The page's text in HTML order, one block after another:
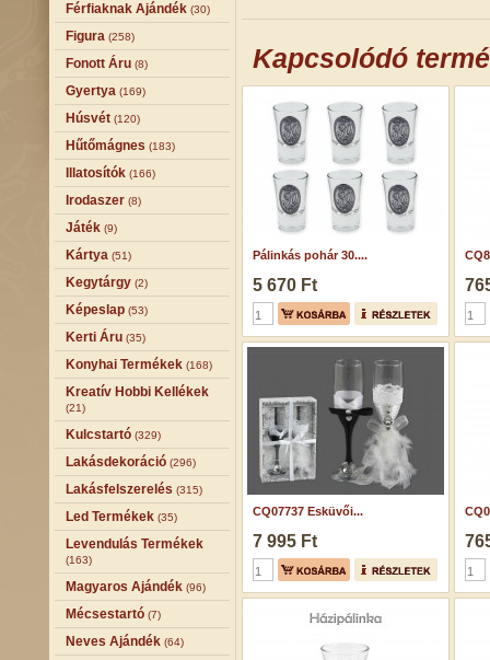
Férfiaknak Ajándék (30)
Figura (258)
Fonott Áru (8)
Gyertya (169)
Húsvét (120)
Hűtőmágnes (183)
Illatosítók (166)
Irodaszer (8)
Játék (9)
Kártya (51)
Kegytárgy (2)
Képeslap (53)
Kerti Áru (35)
Konyhai Termékek (168)
Kreatív Hobbi Kellékek
(21)
Kulcstartó (329)
Lakásdekoráció (296)
Lakásfelszerelés (315)
Led Termékek (35)
Levendulás Termékek
(163)
Magyaros Ajándék (96)
Mécsestartó (7)
Neves Ajándék (64)
Kapcsolódó
Pálinkás pohár 30....
5 670 Ft
CQ07737 Esküvői...
7 995 Ft